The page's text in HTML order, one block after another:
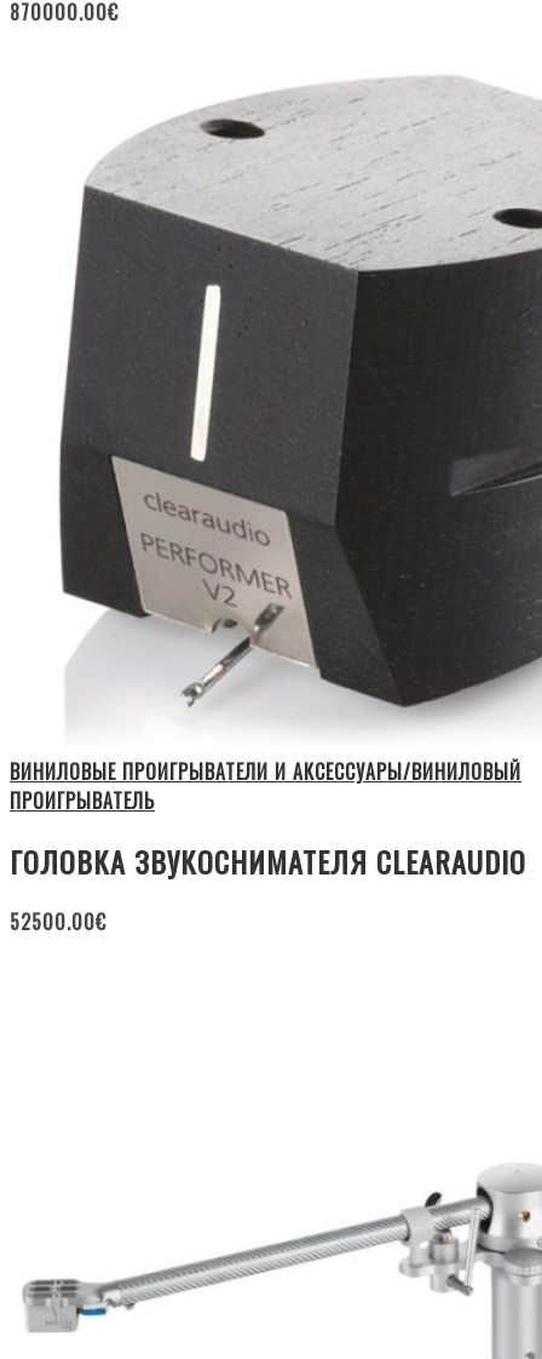
870000.00€
ВИНИЛОВЫЕ ПРОИГРЫВАТЕЛИ И АКСЕССУАРЫ/ВИНИЛОВЫЙ
ПРОИГРЫВАТЕЛЬ
ГОЛОВКА ЗВУКОСНИМАТЕЛЯ CLEARAUDIO
52500.00€